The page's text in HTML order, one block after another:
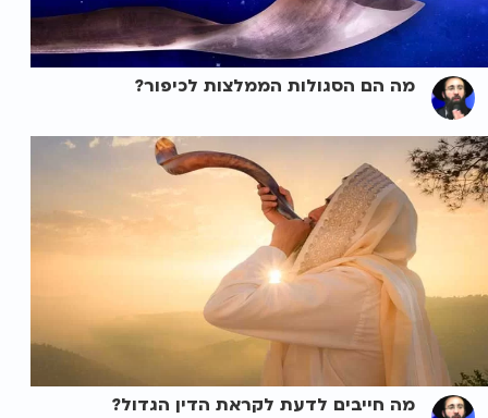
מה הם הסגולות הממלצות לכיפור?
מה חייבים לדעת לקראת הדין הגדול?